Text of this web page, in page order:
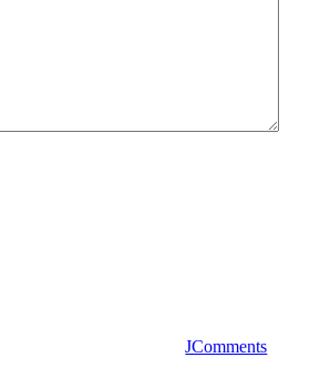
JComments